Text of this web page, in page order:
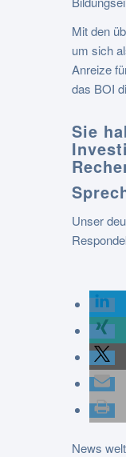
Mit den
um sich
Anreize
das BOI
Sie
Unser
News